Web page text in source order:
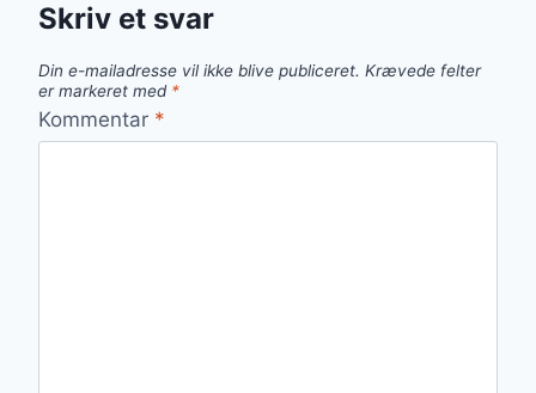
Skriv et svar
Din e-mailadresse vil ikke blive publiceret. Krævede felter
er markeret med *
Kommentar *